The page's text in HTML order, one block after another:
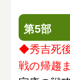
第5部
◆秀吉死
戦の帰趨